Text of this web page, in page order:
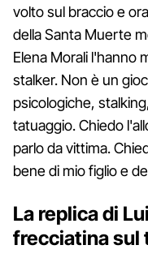
volto sul braccio e
della Santa Muerte
Elena Morali l'hanno
stalker. Non è un
psicologiche,
tatuaggio. Chiedo
parlo da vittima.
bene di mio figlio e
La replica di
frecciatina sul